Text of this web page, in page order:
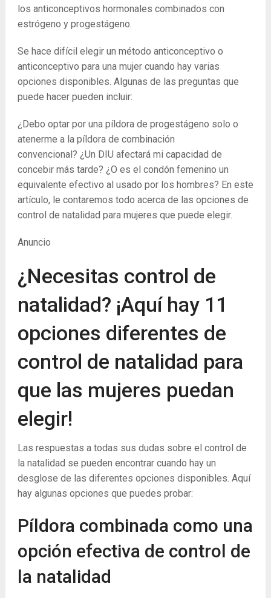
los anticonceptivos hormonales combinados con
estrógeno y progestágeno.
Se hace difícil elegir un método anticonceptivo o
anticonceptivo para una mujer cuando hay varias
opciones disponibles. Algunas de las preguntas que
puede hacer pueden incluir:
¿Debo optar por una píldora de progestágeno solo o
atenerme a la píldora de combinación
convencional? ¿Un DIU afectará mi capacidad de
concebir más tarde? ¿O es el condón femenino un
equivalente efectivo al usado por los hombres? En este
artículo, le contaremos todo acerca de las opciones de
control de natalidad para mujeres que puede elegir.
Anuncio
¿Necesitas control de
natalidad? ¡Aquí hay 11
opciones diferentes de
control de natalidad para
que las mujeres puedan
elegir!
Las respuestas a todas sus dudas sobre el control de
la natalidad se pueden encontrar cuando hay un
desglose de las diferentes opciones disponibles. Aquí
hay algunas opciones que puedes probar:
Píldora combinada como una
opción efectiva de control de
la natalidad